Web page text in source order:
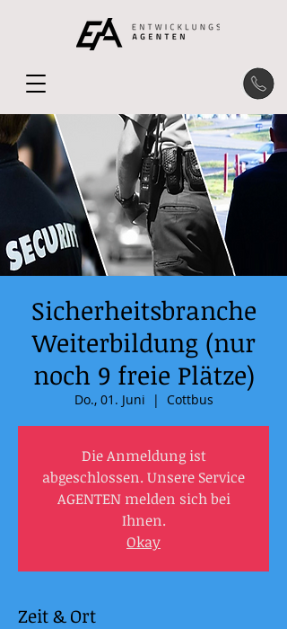
Sicherheitsbranche
Weiterbildung (nur
noch 9 freie Plätze)
Do., 01. Juni
  |
Cottbus
Die Anmeldung ist
abgeschlossen. Unsere Service
AGENTEN melden sich bei
Ihnen.
Okay
Zeit & Ort